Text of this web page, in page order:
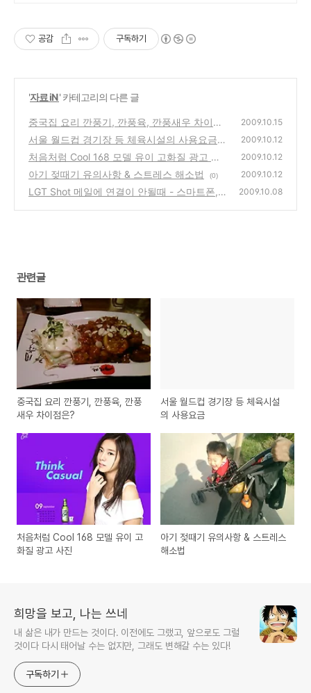
공감 구독하기
'자료 iN' 카테고리의 다른 글
중국집 요리 깐풍기, 깐풍육, 깐풍새우 차이점
은?
(0)
2009.10.15
서울 월드컵 경기장 등 체육시설의 사용요금
(0)
2009.10.12
처음처럼 Cool 168 모델 유이 고화질 광고 사
진
(0)
2009.10.12
아기 젖때기 유의사항 & 스트레스 해소법 (0) 2009.10.12
LGT Shot 메일에 연결이 안될때 - 스마트폰,
2009.10.08
관련글
중국집 요리 깐풍기, 깐풍육, 깐풍
새우 차이점은?
서울 월드컵 경기장 등 체육시설
의 사용요금
처음처럼 Cool 168 모델 유이 고
화질 광고 사진
아기 젖때기 유의사항 & 스트레스
해소법
희망을 보고, 나는 쓰네
내 삶은 내가 만드는 것이다. 이전에도 그랬고, 앞으로도 그럴
것이다 다시 태어날 수는 없지만, 그래도 변해갈 수는 있다!
구독하기